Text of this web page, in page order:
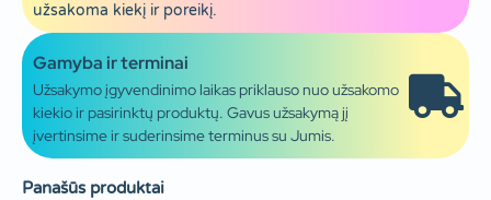
užsakoma kiekį ir poreikį.
Gamyba ir terminai
Užsakymo įgyvendinimo laikas priklauso nuo užsakomo
kiekio ir pasirinktų produktų. Gavus užsakymą jį
įvertinsime ir suderinsime terminus su Jumis.
Panašūs produktai